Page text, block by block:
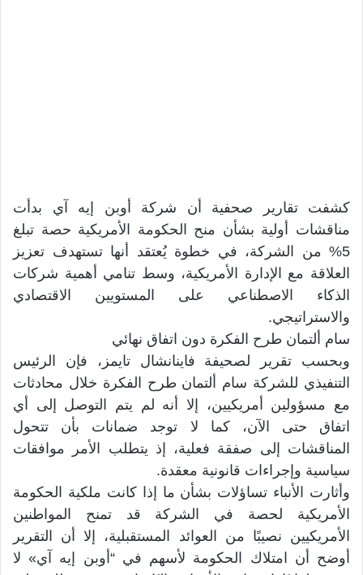
كشفت تقارير صحفية أن شركة أوبن إيه آي بدأت
مناقشات أولية بشأن منح الحكومة الأمريكية حصة تبلغ
5% من الشركة، في خطوة يُعتقد أنها تستهدف تعزيز
العلاقة مع الإدارة الأمريكية، وسط تنامي أهمية شركات
الذكاء الاصطناعي على المستويين الاقتصادي
والاستراتيجي.
سام ألتمان طرح الفكرة دون اتفاق نهائي
وبحسب تقرير لصحيفة فاينانشال تايمز، فإن الرئيس
التنفيذي للشركة سام ألتمان طرح الفكرة خلال محادثات
مع مسؤولين أمريكيين، إلا أنه لم يتم التوصل إلى أي
اتفاق حتى الآن، كما لا توجد ضمانات بأن تتحول
المناقشات إلى صفقة فعلية، إذ يتطلب الأمر موافقات
سياسية وإجراءات قانونية معقدة.
وأثارت الأنباء تساؤلات بشأن ما إذا كانت ملكية الحكومة
الأمريكية لحصة في الشركة قد تمنح المواطنين
الأمريكيين نصيبًا من العوائد المستقبلية، إلا أن التقرير
أوضح أن امتلاك الحكومة لأسهم في “أوبن إيه آي» لا